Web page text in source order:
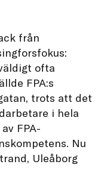
från
ofta
FPA:s
trots att det
i hela
FPA-
Nu
Uleåborg